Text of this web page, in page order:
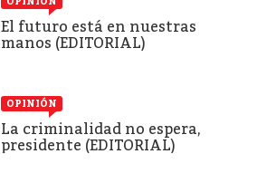
El futuro está en nuestras
manos (EDITORIAL)
OPINIÓN
La criminalidad no espera,
presidente (EDITORIAL)